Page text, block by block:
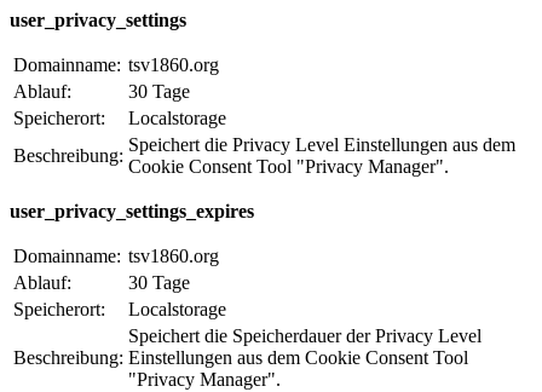
user_privacy_settings
Domainname: tsv1860.org
Ablauf:
30 Tage
Speicherort:
Localstorage
Beschreibung:
Speichert die Privacy Level Einstellungen aus dem
Cookie Consent Tool "Privacy Manager".
user_privacy_settings_expires
Domainname: tsv1860.org
Ablauf:
30 Tage
Speicherort:
Localstorage
Beschreibung:
Speichert die Speicherdauer der Privacy Level
Einstellungen aus dem Cookie Consent Tool
"Privacy Manager".